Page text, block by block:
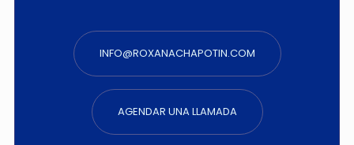
INFO@ROXANACHAPOTIN.COM
AGENDAR UNA LLAMADA